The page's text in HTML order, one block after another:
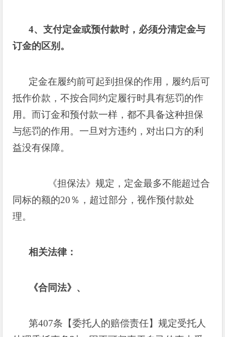
4、支付定金或预付款时，必须分清定金与
订金的区别。
定金在履约前可起到担保的作用，履约后可
抵作价款，不按合同约定履行时具有惩罚的作
用。而订金和预付款一样，都不具备这种担保
与惩罚的作用。一旦对方违约，对出口方的利
益没有保障。
《担保法》规定，定金最多不能超过合
同标的额的20％，超过部分，视作预付款处
理。
相关法律：
《合同法》、
第407条【委托人的赔偿责任】规定受托人